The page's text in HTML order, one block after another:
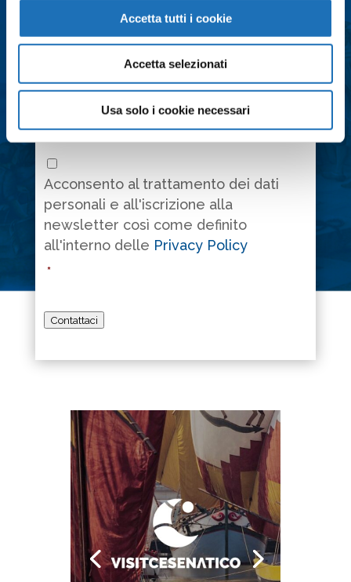
Accetta tutti i cookie
Accetta selezionati
Usa solo i cookie necessari
Messaggio *
Consenso
Acconsento al trattamento dei dati
personali e all'iscrizione alla
newsletter così come definito
all'interno delle Privacy Policy
*
Contattaci